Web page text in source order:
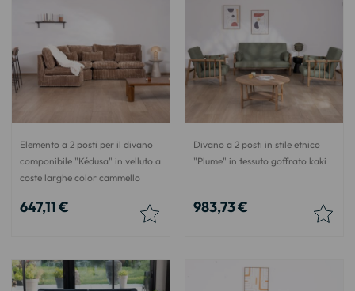
Elemento a 2 posti per il divano
componibile "Kédusa" in velluto a
coste larghe color cammello
647,11 €
Divano a 2 posti in stile etnico
"Plume" in tessuto goffrato kaki
983,73 €